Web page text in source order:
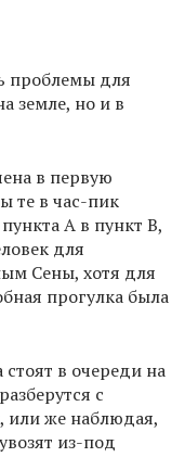
проблемы для
земле, но и в
в первую
те в час-пик
А в пункт В,
для
Сены, хотя для
прогулка была
стоят в очереди на
с
или же наблюдая,
из-под